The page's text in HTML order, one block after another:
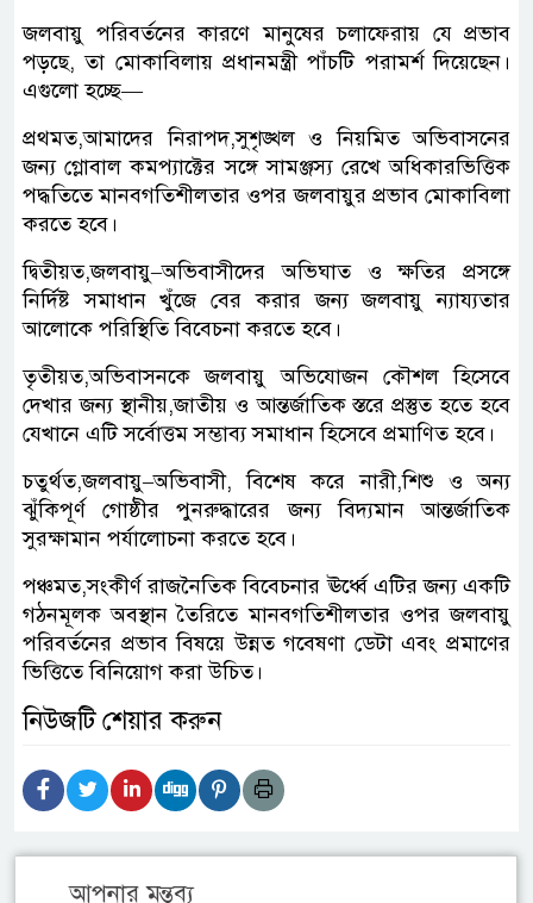
জলবায়ু পরিবর্তনের কারণে মানুষের চলাফেরায় যে প্রভাব
পড়ছে, তা মোকাবিলায় প্রধানমন্ত্রী পাঁচটি পরামর্শ দিয়েছেন।
এগুলো হচ্ছে—
প্রথমত,আমাদের নিরাপদ,সুশৃঙ্খল ও নিয়মিত অভিবাসনের
জন্য গ্লোবাল কমপ্যাক্টের সঙ্গে সামঞ্জস্য রেখে অধিকারভিত্তিক
পদ্ধতিতে মানবগতিশীলতার ওপর জলবায়ুর প্রভাব মোকাবিলা
করতে হবে।
দ্বিতীয়ত,জলবায়ু–অভিবাসীদের অভিঘাত ও ক্ষতির প্রসঙ্গে
নির্দিষ্ট সমাধান খুঁজে বের করার জন্য জলবায়ু ন্যায্যতার
আলোকে পরিস্থিতি বিবেচনা করতে হবে।
তৃতীয়ত,অভিবাসনকে জলবায়ু অভিযোজন কৌশল হিসেবে
দেখার জন্য স্থানীয়,জাতীয় ও আন্তর্জাতিক স্তরে প্রস্তুত হতে হবে
যেখানে এটি সর্বোত্তম সম্ভাব্য সমাধান হিসেবে প্রমাণিত হবে।
চতুর্থত,জলবায়ু–অভিবাসী, বিশেষ করে নারী,শিশু ও অন্য
ঝুঁকিপূর্ণ গোষ্ঠীর পুনরুদ্ধারের জন্য বিদ্যমান আন্তর্জাতিক
সুরক্ষামান পর্যালোচনা করতে হবে।
পঞ্চমত,সংকীর্ণ রাজনৈতিক বিবেচনার ঊর্ধ্বে এটির জন্য একটি
গঠনমূলক অবস্থান তৈরিতে মানবগতিশীলতার ওপর জলবায়ু
পরিবর্তনের প্রভাব বিষয়ে উন্নত গবেষণা ডেটা এবং প্রমাণের
ভিত্তিতে বিনিয়োগ করা উচিত।
নিউজটি শেয়ার করুন
আপনার মন্তব্য